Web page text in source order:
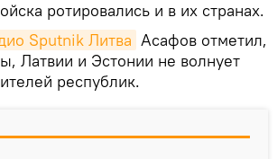
ротировались и в их странах.
Sputnik Литва Асафов отметил,
Латвии и Эстонии не волнует
республик.